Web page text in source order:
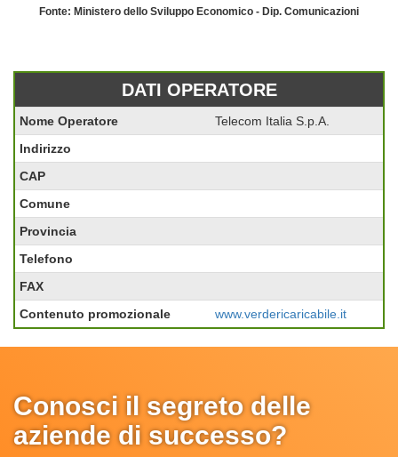
Fonte: Ministero dello Sviluppo Economico - Dip. Comunicazioni
DATI OPERATORE
Nome Operatore
Telecom Italia S.p.A.
Indirizzo
CAP
Comune
Provincia
Telefono
FAX
Contenuto promozionale
www.verdericaricabile.it
Conosci il segreto delle
aziende di successo?